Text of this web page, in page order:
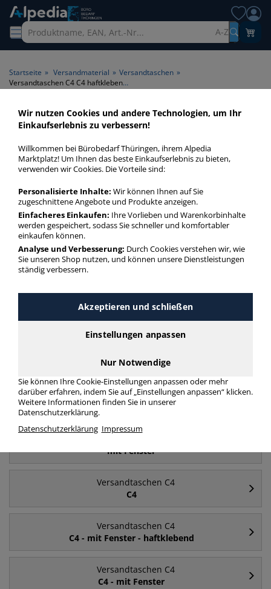
A-Z
Startseite » Versandmaterial » Versandtaschen »
Versandtaschen C4 C4 haftklebend ohne Fenster
Versandtaschen C4 C4
haftklebend ohne Fenster >
Format C4 > Fenster ohne
Fenster > Klebung
haftklebend
Versandtaschen C4 C4 ohne Fenster haftklebend in bester
Qualität zum günstigen Preis. Finden Sie schnell
Versandtaschen C4 C4 ohne Fenster haftklebend mit unserer
Filter-Funktion.
Versandtaschen C4 C4 haftklebend ohne Fenster
mehr Infos zur Kategorie
Häufig gesucht
Versandtaschen C4
ohne Fenster
mit Fenster
Versandtaschen C4
C4
Versandtaschen C4
C4 - mit Fenster - haftklebend
Versandtaschen C4
C4 - mit Fenster
Wir nutzen Cookies und andere Technologien, um Ihr
Einkaufserlebnis zu verbessern!
Willkommen bei Bürobedarf Thüringen, ihrem Alpedia
Marktplatz! Um Ihnen das beste Einkaufserlebnis zu bieten,
verwenden wir Cookies. Die Vorteile sind:
Personalisierte Inhalte: Wir können Ihnen auf Sie
zugeschnittene Angebote und Produkte anzeigen.
Einfacheres Einkaufen: Ihre Vorlieben und Warenkorbinhalte
werden gespeichert, sodass Sie schneller und komfortabler
einkaufen können.
Analyse und Verbesserung: Durch Cookies verstehen wir, wie
Sie unseren Shop nutzen, und können unsere Dienstleistungen
ständig verbessern.
Akzeptieren und schließen
Einstellungen anpassen
Nur Notwendige
Sie können Ihre Cookie-Einstellungen anpassen oder mehr
darüber erfahren, indem Sie auf „Einstellungen anpassen“ klicken.
Weitere Informationen finden Sie in unserer
Datenschutzerklärung.
Datenschutzerklärung Impressum